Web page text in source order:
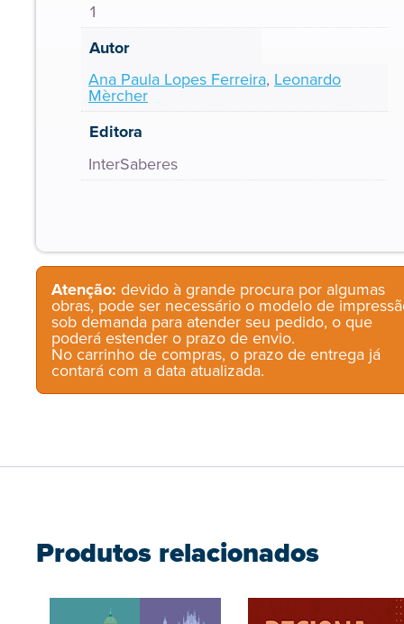
1
Autor
Ana Paula Lopes Ferreira, Leonardo
Mèrcher
Editora
InterSaberes
Atenção: devido à grande procura por algumas
obras, pode ser necessário o modelo de
sob demanda para atender seu pedido, o que
poderá estender o prazo de envio.
No carrinho de compras, o prazo de entrega já
contará com a data atualizada.
Produtos relacionados